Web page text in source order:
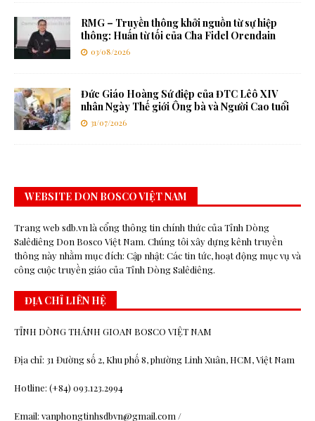
RMG – Truyền thông khởi nguồn từ sự hiệp
thông: Huấn từ tối của Cha Fidel Orendain
03/08/2026
Đức Giáo Hoàng Sứ điệp của ĐTC Lêô XIV
nhân Ngày Thế giới Ông bà và Người Cao tuổi
31/07/2026
WEBSITE DON BOSCO VIỆT NAM
Trang web sdb.vn là cổng thông tin chính thức của Tỉnh Dòng
Salêdiêng Don Bosco Việt Nam. Chúng tôi xây dựng kênh truyền
thông này nhằm mục đích: Cập nhật: Các tin tức, hoạt động mục vụ và
công cuộc truyền giáo của Tỉnh Dòng Salêdiêng.
ĐỊA CHỈ LIÊN HỆ
TỈNH DÒNG THÁNH GIOAN BOSCO VIỆT NAM
Địa chỉ: 31 Đường số 2, Khu phố 8, phường Linh Xuân, HCM, Việt Nam
Hotline: (+84) 093.123.2994
Email: vanphongtinhsdbvn@gmail.com /